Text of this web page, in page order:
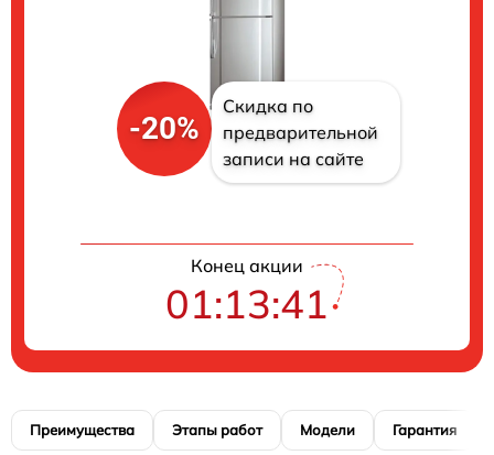
-20%
Скидка по
предварительной
записи на сайте
Конец акции
01:13:41
Преимущества Этапы работ Модели Гарантия